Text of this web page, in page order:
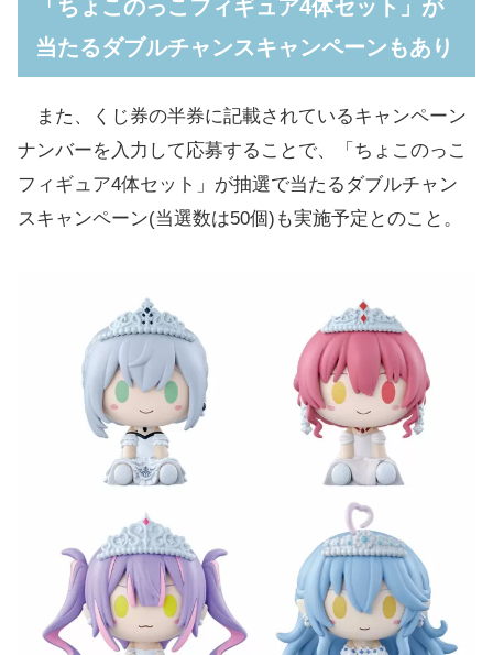
「ちょこのっこフィギュア4体セット」が
当たるダブルチャンスキャンペーンもあり
また、くじ券の半券に記載されているキャンペーン
ナンバーを入力して応募することで、「ちょこのっこ
フィギュア4体セット」が抽選で当たるダブルチャン
スキャンペーン(当選数は50個)も実施予定とのこと。